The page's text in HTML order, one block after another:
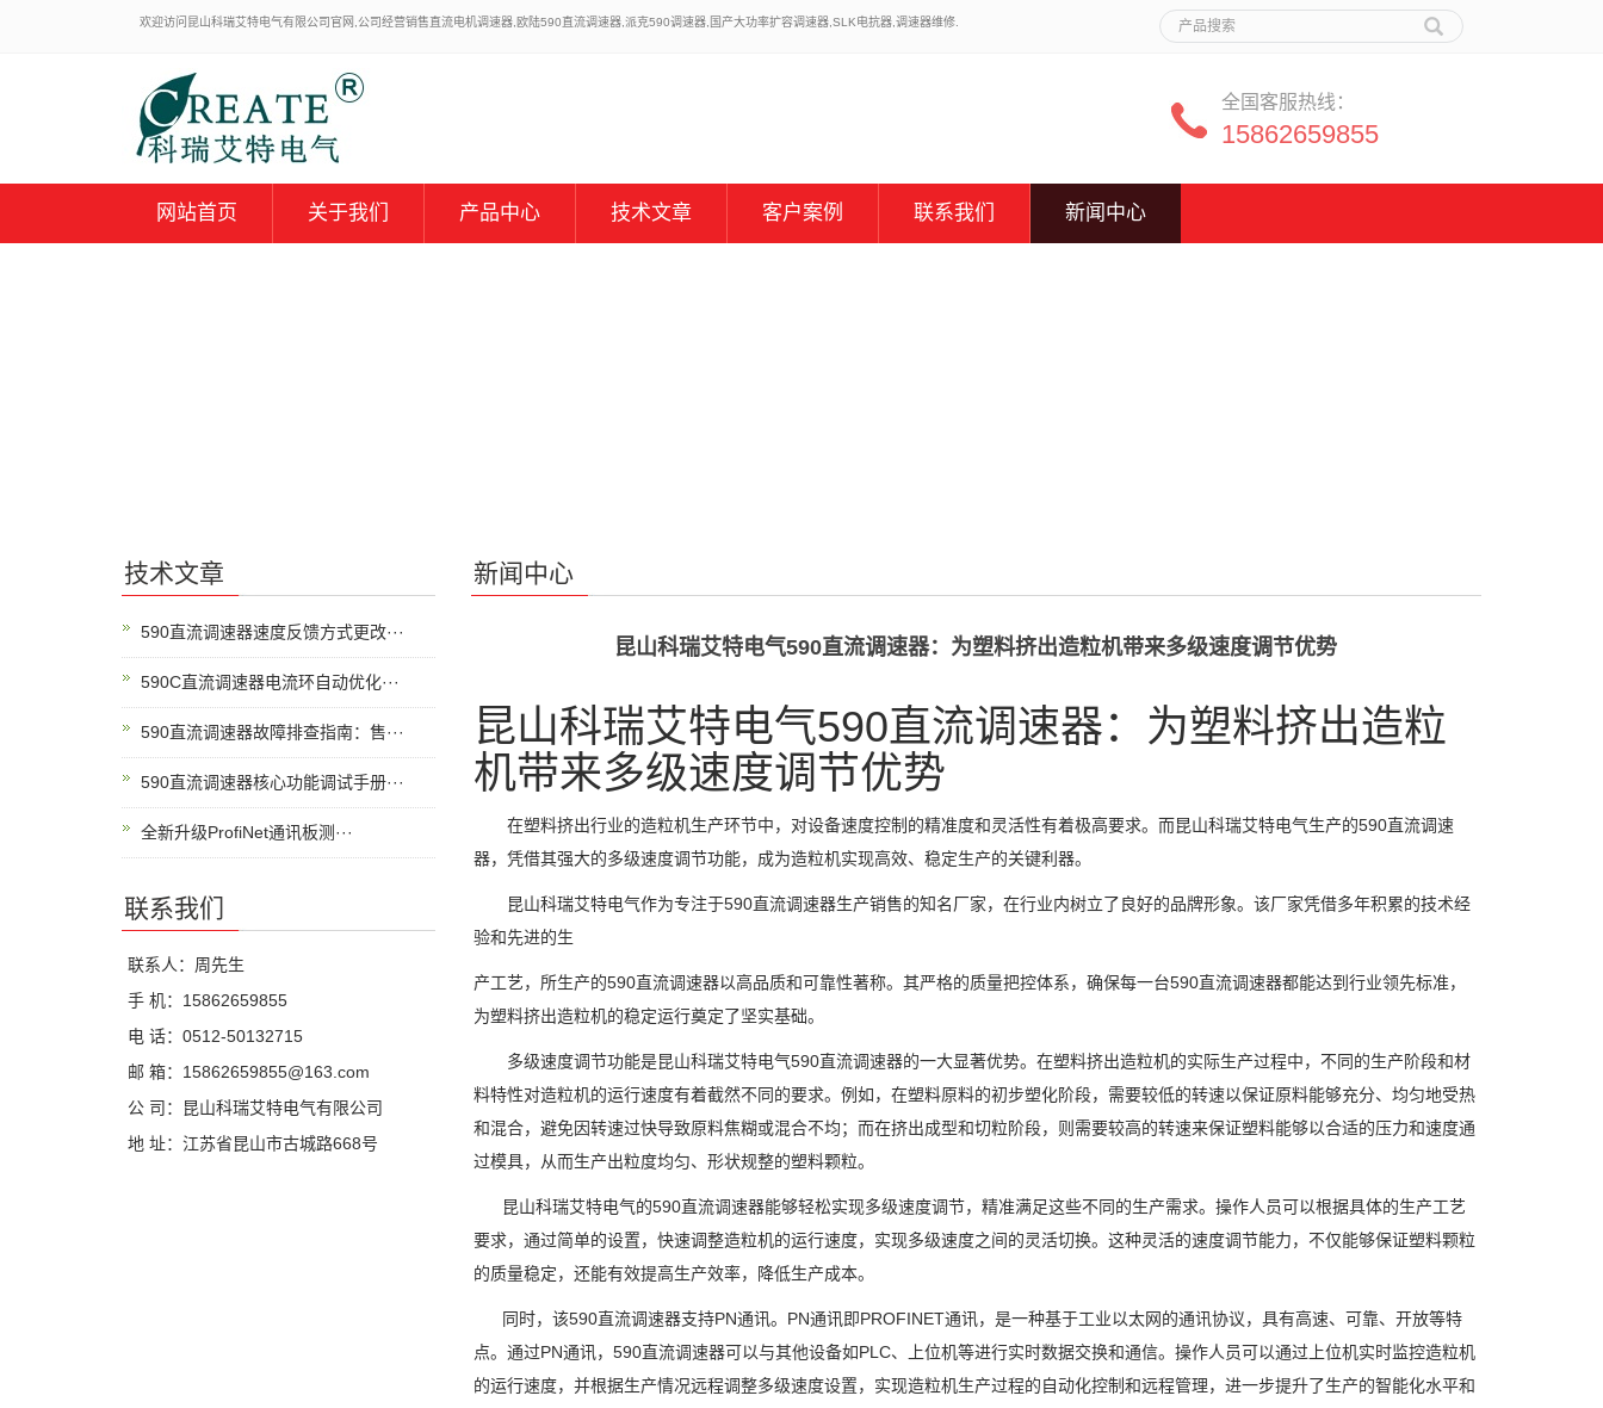
欢迎访问昆山科瑞艾特电气有限公司官网,公司经营销售直流电机调速器,欧陆590直流调速器,派克590调速器,国产大功率扩容调速器,SLK电抗器,调速器维修.
全国客服热线：
15862659855
网站首页 关于我们 产品中心 技术文章 客户案例 联系我们 新闻中心
新闻中心
昆山科瑞艾特电气590直流调速器：为塑料挤出造粒机带来多级速度调节优势
昆山科瑞艾特电气590直流调速器：为塑料挤出造粒
机带来多级速度调节优势
在塑料挤出行业的造粒机生产环节中，对设备速度控制的精准度和灵活性有着极高要求。而昆山科瑞艾特电气生产的590直流调速
器，凭借其强大的多级速度调节功能，成为造粒机实现高效、稳定生产的关键利器。
昆山科瑞艾特电气作为专注于590直流调速器生产销售的知名厂家，在行业内树立了良好的品牌形象。该厂家凭借多年积累的技术经
验和先进的生
产工艺，所生产的590直流调速器以高品质和可靠性著称。其严格的质量把控体系，确保每一台590直流调速器都能达到行业领先标准，
为塑料挤出造粒机的稳定运行奠定了坚实基础。
多级速度调节功能是昆山科瑞艾特电气590直流调速器的一大显著优势。在塑料挤出造粒机的实际生产过程中，不同的生产阶段和材
料特性对造粒机的运行速度有着截然不同的要求。例如，在塑料原料的初步塑化阶段，需要较低的转速以保证原料能够充分、均匀地受热
和混合，避免因转速过快导致原料焦糊或混合不均；而在挤出成型和切粒阶段，则需要较高的转速来保证塑料能够以合适的压力和速度通
过模具，从而生产出粒度均匀、形状规整的塑料颗粒。
昆山科瑞艾特电气的590直流调速器能够轻松实现多级速度调节，精准满足这些不同的生产需求。操作人员可以根据具体的生产工艺
要求，通过简单的设置，快速调整造粒机的运行速度，实现多级速度之间的灵活切换。这种灵活的速度调节能力，不仅能够保证塑料颗粒
的质量稳定，还能有效提高生产效率，降低生产成本。
同时，该590直流调速器支持PN通讯。PN通讯即PROFINET通讯，是一种基于工业以太网的通讯协议，具有高速、可靠、开放等特
点。通过PN通讯，590直流调速器可以与其他设备如PLC、上位机等进行实时数据交换和通信。操作人员可以通过上位机实时监控造粒机
的运行速度，并根据生产情况远程调整多级速度设置，实现造粒机生产过程的自动化控制和远程管理，进一步提升了生产的智能化水平和
技术文章
590直流调速器速度反馈方式更改···
590C直流调速器电流环自动优化···
590直流调速器故障排查指南：售···
590直流调速器核心功能调试手册···
全新升级ProfiNet通讯板测···
联系我们
联系人：周先生
手 机：15862659855
电 话：0512-50132715
邮 箱：15862659855@163.com
公 司：昆山科瑞艾特电气有限公司
地 址：江苏省昆山市古城路668号